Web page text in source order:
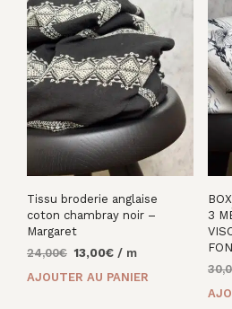
Tissu broderie anglaise
coton chambray noir –
Margaret
24,00€ Le
13,00€Le/ m
AJOUTER AU PANIER
3